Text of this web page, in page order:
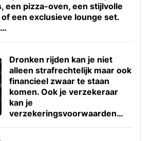
een pizza-oven, een stijlvolle
een exclusieve lounge set.
Dronken rijden kan je niet
alleen strafrechtelijk maar ook
financieel zwaar te staan
komen. Ook je verzekeraar
kan je
verzekeringsvoorwaarden…